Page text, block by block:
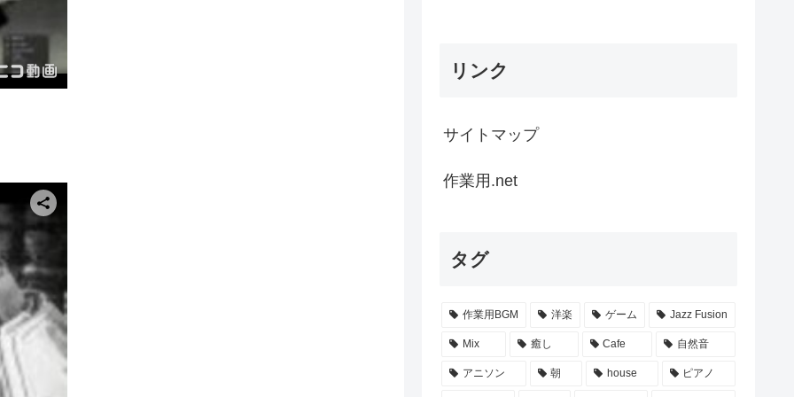
リンク
サイトマップ
作業用.net
タグ
作業用BGM 洋楽 ゲーム Jazz Fusion
Mix 癒し Cafe 自然音
アニソン 朝 house ピアノ